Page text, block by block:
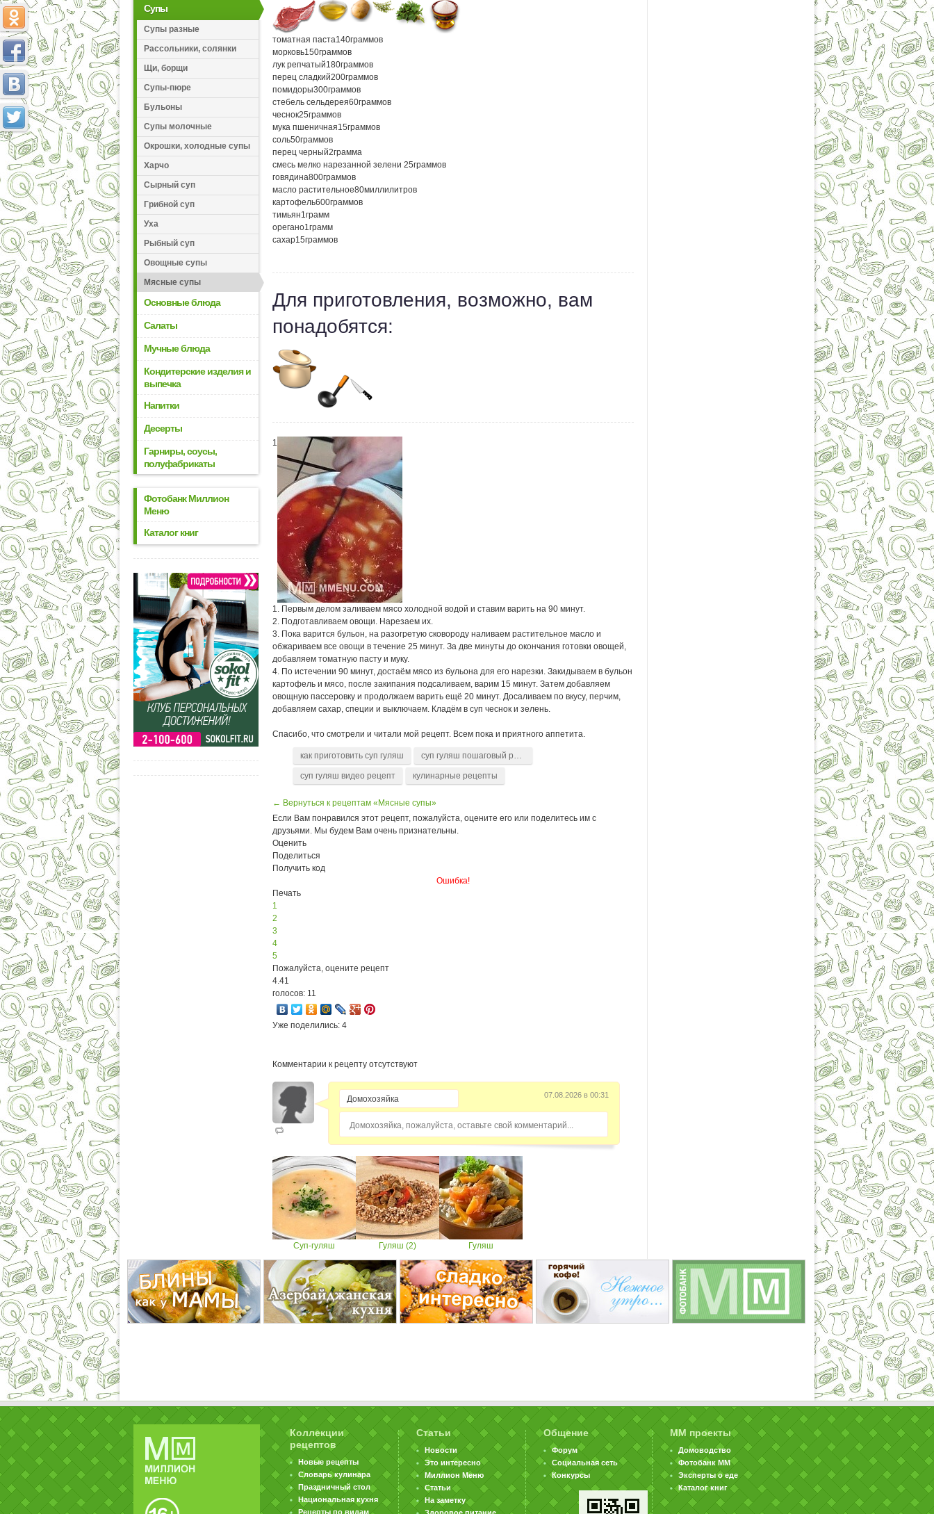
Супы
Супы разные
Рассольники, солянки
Щи, борщи
Супы-пюре
Бульоны
Супы молочные
Окрошки, холодные супы
Харчо
Сырный суп
Грибной суп
Уха
Рыбный суп
Овощные супы
Мясные супы
Основные блюда
Салаты
Мучные блюда
Кондитерские изделия и
выпечка
Напитки
Десерты
Гарниры, соусы,
полуфабрикаты
Фотобанк Миллион
Меню
Каталог книг
томатная паста140граммов
морковь150граммов
лук репчатый180граммов
перец сладкий200граммов
помидоры300граммов
стебель сельдерея60граммов
чеснок25граммов
мука пшеничная15граммов
соль50граммов
перец черный2грамма
смесь мелко нарезанной зелени 25граммов
говядина800граммов
масло растительное80миллилитров
картофель600граммов
тимьян1грамм
орегано1грамм
сахар15граммов
Для приготовления, возможно, вам
понадобятся:
1
1. Первым делом заливаем мясо холодной водой и ставим варить на 90 минут.
2. Подготавливаем овощи. Нарезаем их.
3. Пока варится бульон, на разогретую сковороду наливаем растительное масло и
обжариваем все овощи в течение 25 минут. За две минуты до окончания готовки овощей,
добавляем томатную пасту и муку.
4. По истечении 90 минут, достаём мясо из бульона для его нарезки. Закидываем в бульон
картофель и мясо, после закипания подсаливаем, варим 15 минут. Затем добавляем
овощную пассеровку и продолжаем варить ещё 20 минут. Досаливаем по вкусу, перчим,
добавляем сахар, специи и выключаем. Кладём в суп чеснок и зелень.
Спасибо, что смотрели и читали мой рецепт. Всем пока и приятного аппетита.
как приготовить суп гуляш суп гуляш пошаговый рецепт
суп гуляш видео рецепт кулинарные рецепты
← Вернуться к рецептам «Мясные супы»
Если Вам понравился этот рецепт, пожалуйста, оцените его или поделитесь им с
друзьями. Мы будем Вам очень признательны.
Оценить
Поделиться
Получить код
Ошибка!
Печать
1
2
3
4
5
Пожалуйста, оцените рецепт
4.41
голосов: 11
Уже поделились: 4
Комментарии к рецепту отсутствуют
07.08.2026 в 00:31
Домохозяйка, пожалуйста, оставьте свой комментарий...
Суп-гуляш Гуляш (2) Гуляш
Коллекции
рецептов
Новые рецепты
Словарь кулинара
Праздничный стол
Национальная кухня
Рецепты по видам
Статьи
Новости
Это интересно
Миллион Меню
Статьи
На заметку
Общение
Форум
Социальная сеть
Конкурсы
ММ проекты
Домоводство
Фотобанк ММ
Эксперты о еде
Каталог книг